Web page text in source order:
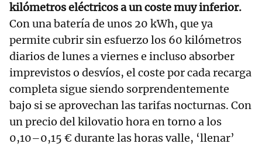
kilómetros eléctricos a un coste muy inferior.
Con una batería de unos 20 kWh, que ya
permite cubrir sin esfuerzo los 60 kilómetros
diarios de lunes a viernes e incluso absorber
imprevistos o desvíos, el coste por cada recarga
completa sigue siendo sorprendentemente
bajo si se aprovechan las tarifas nocturnas. Con
un precio del kilovatio hora en torno a los
0,10–0,15 € durante las horas valle, ‘llenar’